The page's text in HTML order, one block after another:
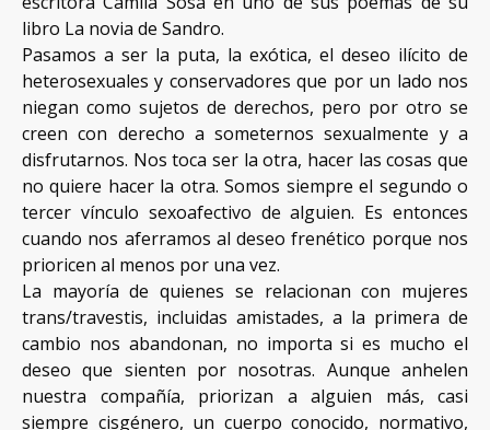
libro La novia de Sandro.
Pasamos a ser la puta, la exótica, el deseo ilícito de
heterosexuales y conservadores que por un lado nos
niegan como sujetos de derechos, pero por otro se
creen con derecho a someternos sexualmente y a
disfrutarnos. Nos toca ser la otra, hacer las cosas que
no quiere hacer la otra. Somos siempre el segundo o
tercer vínculo sexoafectivo de alguien. Es entonces
cuando nos aferramos al deseo frenético porque nos
prioricen al menos por una vez.
La mayoría de quienes se relacionan con mujeres
trans/travestis, incluidas amistades, a la primera de
cambio nos abandonan, no importa si es mucho el
deseo que sienten por nosotras. Aunque anhelen
nuestra compañía, priorizan a alguien más, casi
siempre cisgénero, un cuerpo conocido, normativo,